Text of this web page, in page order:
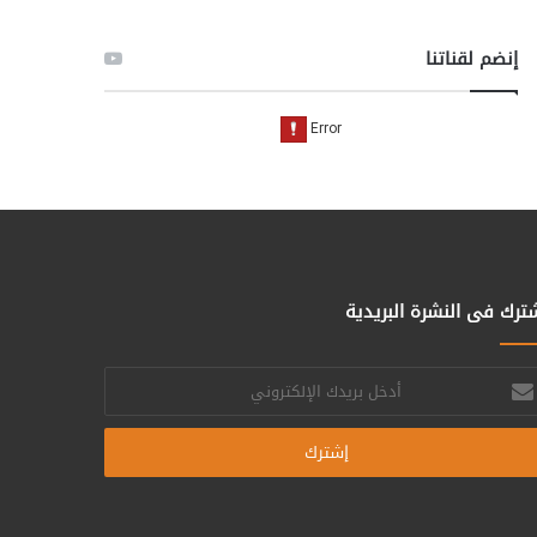
إنضم لقناتنا
فى النشرة البريدية
أدخل
بريدك